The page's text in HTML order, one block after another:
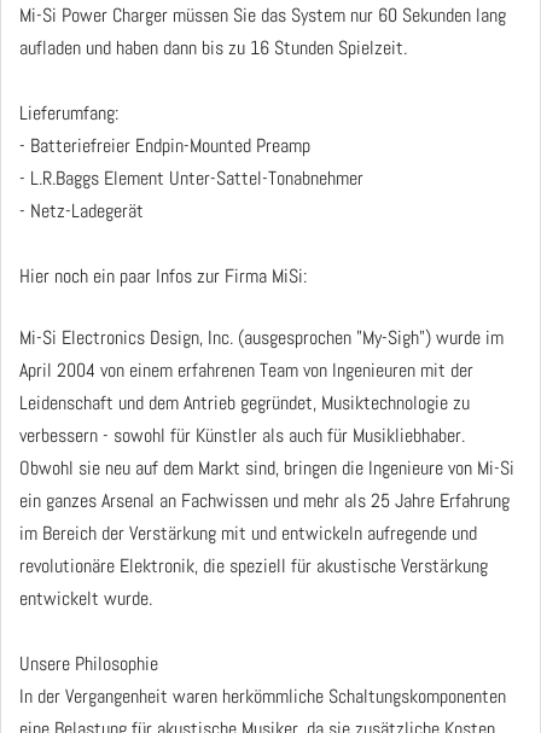
Mi-Si Power Charger müssen Sie das System nur 60 Sekunden lang
aufladen und haben dann bis zu 16 Stunden Spielzeit.
Lieferumfang:
- Batteriefreier Endpin-Mounted Preamp
- L.R.Baggs Element Unter-Sattel-Tonabnehmer
- Netz-Ladegerät
Hier noch ein paar Infos zur Firma MiSi:
Mi-Si Electronics Design, Inc. (ausgesprochen "My-Sigh") wurde im
April 2004 von einem erfahrenen Team von Ingenieuren mit der
Leidenschaft und dem Antrieb gegründet, Musiktechnologie zu
verbessern - sowohl für Künstler als auch für Musikliebhaber.
Obwohl sie neu auf dem Markt sind, bringen die Ingenieure von Mi-Si
ein ganzes Arsenal an Fachwissen und mehr als 25 Jahre Erfahrung
im Bereich der Verstärkung mit und entwickeln aufregende und
revolutionäre Elektronik, die speziell für akustische Verstärkung
entwickelt wurde.
Unsere Philosophie
In der Vergangenheit waren herkömmliche Schaltungskomponenten